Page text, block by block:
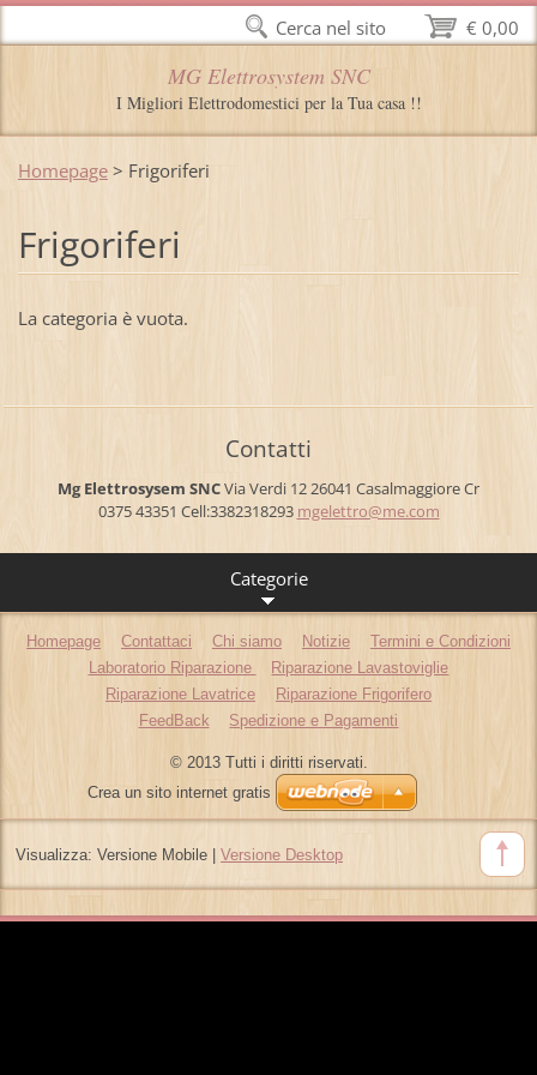
MG Elettrosystem SNC
I Migliori Elettrodomestici per la Tua casa !!
Homepage > Frigoriferi
Frigoriferi
La categoria è vuota.
Contatti
Mg Elettrosysem SNCVia Verdi 12 26041 Casalmaggiore Cr
0375 43351 Cell:3382318293 mgelettro@me.com
Categorie
Homepage Contattaci Chi siamo Notizie
Termini e Condizioni
Laboratorio Riparazione
Riparazione Lavastoviglie
Riparazione Lavatrice
Riparazione Frigorifero
FeedBack
Spedizione e Pagamenti
© 2013 Tutti i diritti riservati.
Crea un sito internet gratis
Visualizza: Versione Mobile| Versione Desktop
€ 0,00
Cerca nel sito